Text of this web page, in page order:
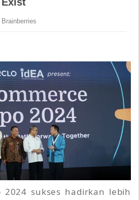
2024 sukses hadirkan lebih